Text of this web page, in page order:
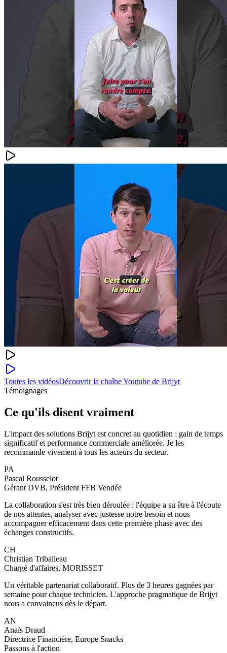
Toutes les vidéosDécouvrir la chaîne Youtube de Brijyt
Témoignages
Ce qu'ils disent vraiment
L'impact des solutions Brijyt est concret au quotidien : gain de temps
significatif et performance commerciale améliorée. Je les
recommande vivement à tous les acteurs du secteur.
PA
Pascal Rousselot
Gérant DVB, Président FFB Vendée
La collaboration s'est très bien déroulée : l'équipe a su être à l'écoute
de nos attentes, analyser avec justesse notre besoin et nous
accompagner efficacement dans cette première phase avec des
échanges constructifs.
CH
Christian Triballeau
Chargé d'affaires, MORISSET
Un véritable partenariat collaboratif. Plus de 3 heures gagnées par
semaine pour chaque technicien. L'approche pragmatique de Brijyt
nous a convaincus dès le départ.
AN
Anaïs Draud
Directrice Financière, Europe Snacks
Passons à l'action